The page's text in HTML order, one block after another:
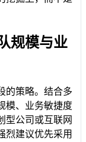
规模与业
的策略。结合多
模、业务敏捷度
型公司或互联网
烈建议优先采用